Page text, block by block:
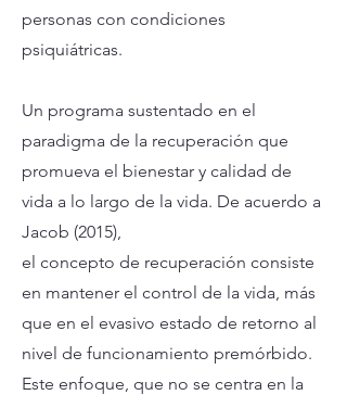
personas con condiciones
psiquiátricas.
Un programa sustentado en el
paradigma de la recuperación que
promueva el bienestar y calidad de
vida a lo largo de la vida. De acuerdo a
Jacob (2015),
el concepto de recuperación consiste
en mantener el control de la vida, más
que en el evasivo estado de retorno al
nivel de funcionamiento premórbido.
Este enfoque, que no se centra en la